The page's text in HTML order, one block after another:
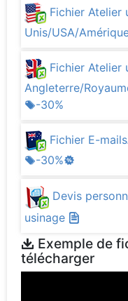
Fichier Atelier
Unis/USA/
Fichier Atelier
Angleterre/
-30%
Fichier E-
-30%
Devis
usinage
Exemple de
télécharger